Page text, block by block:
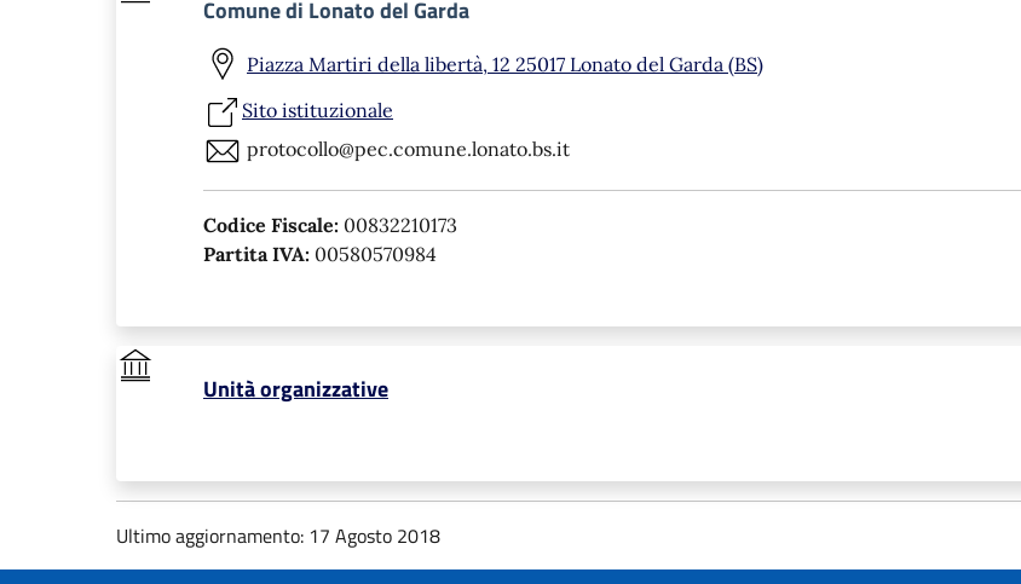
Comune di Lonato del Garda
Piazza Martiri della libertà, 12 25017 Lonato del Garda (BS)
Sito istituzionale
protocollo@pec.comune.lonato.bs.it
Codice Fiscale: 00832210173
Partita IVA: 00580570984
Unità organizzative
Ultimo aggiornamento: 17 Agosto 2018